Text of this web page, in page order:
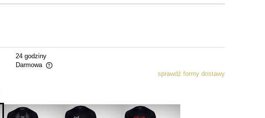
24 godziny
Darmowa
sprawdź formy dostawy